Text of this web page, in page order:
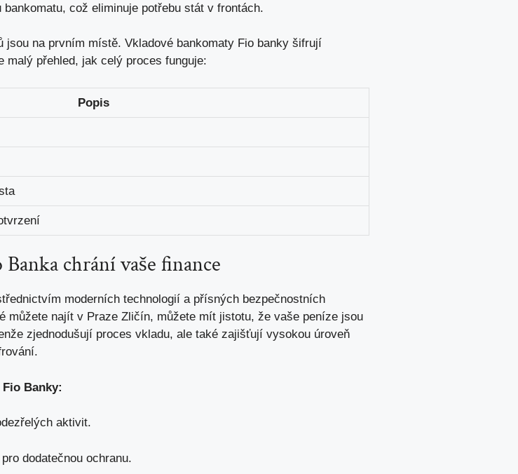
což eliminuje potřebu stát v frontách.
na prvním místě. Vkladové bankomaty Fio banky šifrují
malý přehled, jak celý proces funguje:
Popis
chrání vaše finance
moderních technologií a přísných bezpečnostních
můžete najít v Praze Zličín, můžete mít jistotu, že vaše peníze jsou
zjednodušují proces vkladu, ale také zajišťují vysokou úroveň
Banky:
aktivit.
dodatečnou ochranu.